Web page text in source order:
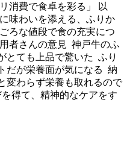
消費で食卓を彩る」 以
味わいを添える、ふりか
ろな値段で食の充実につ
者さんの意見 神戸牛のふ
とても上品で驚いた ふり
だが栄養面が気になる 納
変わらず栄養も取れるので
得て、精神的なケアをす